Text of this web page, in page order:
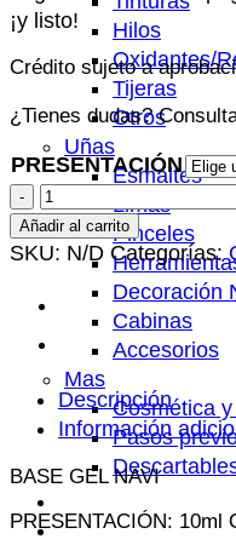
Hilos
Oxidantes/
Tijeras
Otros
Uñas
Esmaltes
Limas
Pinceles
Decoración
Cabinas
Accesorios
Mas
Cosmética
Pasos
FAQ’s
¡y listo!
Crédito sujeto a
¿Tienes dudas?
PRESENTACIÓN
BASE
GEL
NAVI
cantidad
Añadir al carrito
SKU: N/D Categorías:
Descripción
Información
BASE GEL NAVI
PRESENTACIÓN: 10ml